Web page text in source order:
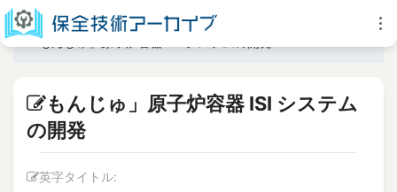
もんじゅ」原子炉容器 ISI システムの開発
もんじゅ」原子炉容器 ISI システム
の開発
英字タイトル: